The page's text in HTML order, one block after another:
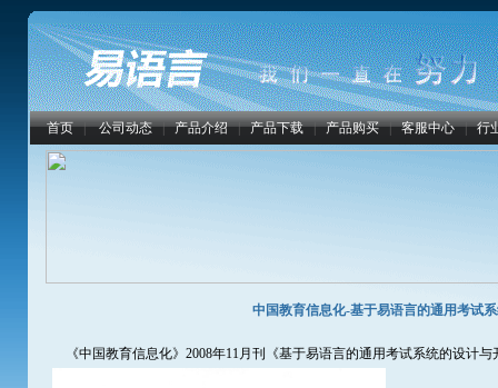
首页 | 公司动态 | 产品介绍 | 产品下载 | 产品购买 | 客服中心 | 行
中国教育信息化-基于易语言的通用考试
《中国教育信息化》2008年11月刊《基于易语言的通用考试系统的设计